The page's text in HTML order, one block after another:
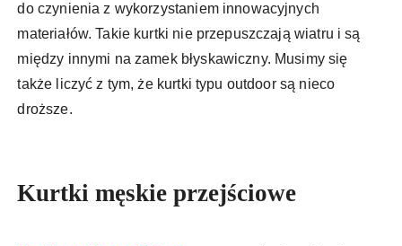
do czynienia z wykorzystaniem innowacyjnych
materiałów. Takie kurtki nie przepuszczają wiatru i są
między innymi na zamek błyskawiczny. Musimy się
także liczyć z tym, że kurtki typu outdoor są nieco
droższe.
Kurtki męskie przejściowe